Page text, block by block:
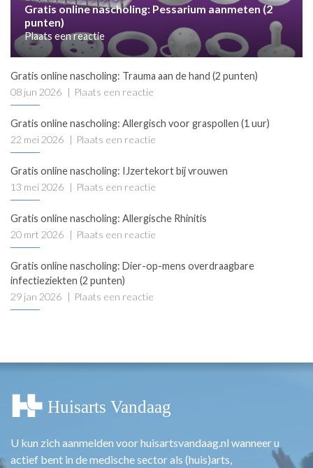
Gratis online nascholing: Pessarium aanmeten (2
punten)
Plaats een reactie
Gratis online nascholing: Trauma aan de hand (2 punten)
08 jun 2026
Plaats een reactie
Gratis online nascholing: Allergisch voor graspollen (1 uur)
22 mei 2026
Plaats een reactie
Gratis online nascholing: IJzertekort bij vrouwen
13 mei 2026
Plaats een reactie
Gratis online nascholing: Allergische Rhinitis
20 mrt 2026
Plaats een reactie
Gratis online nascholing: Dier-op-mens overdraagbare
infectieziekten (2 punten)
29 jan 2026
Plaats een reactie
U kun zich aanmelden voor huisartsvandaag.nl wanneer u
actief bent in de medische sector als (huis)arts,